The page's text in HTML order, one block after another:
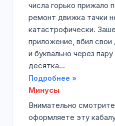
числа горько прижало
ремонт движка тачки
катастрофически.
приложение, вбил
и буквально через
десятка...
Подробнее »
Минусы
Внимательно
оформляете эту